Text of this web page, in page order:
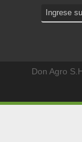
Don Agro